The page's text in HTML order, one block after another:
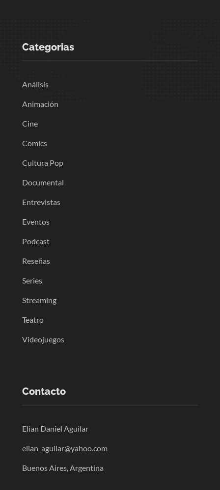
Categorias
Análisis
Animación
Cine
Comics
Cultura Pop
Documental
Entrevistas
Eventos
Podcast
Reseñas
Series
Streaming
Teatro
Videojuegos
Contacto
Elian Daniel Aguilar
elian_aguilar@yahoo.com
Buenos Aires, Argentina